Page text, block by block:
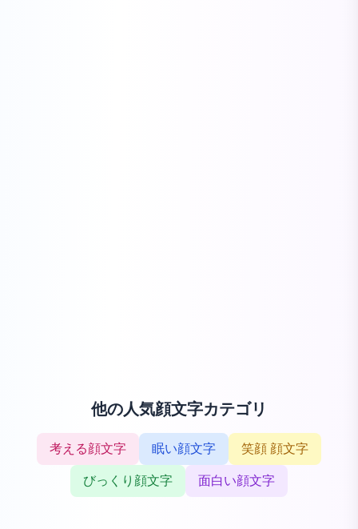
他の人気顔文字カテゴリ
考える顔文字 眠い顔文字 笑顔 顔文字
びっくり顔文字 面白い顔文字